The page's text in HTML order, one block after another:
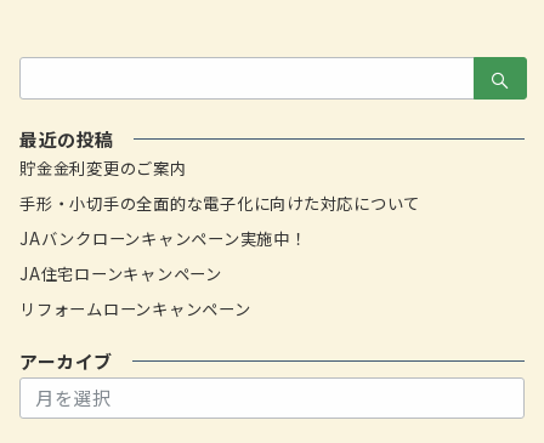
索：
最近の投稿
貯金金利変更のご案内
手形・小切手の全面的な電子化に向けた対応について
JAバンクローンキャンペーン実施中！
JA住宅ローンキャンペーン
リフォームローンキャンペーン
アーカイブ
ー